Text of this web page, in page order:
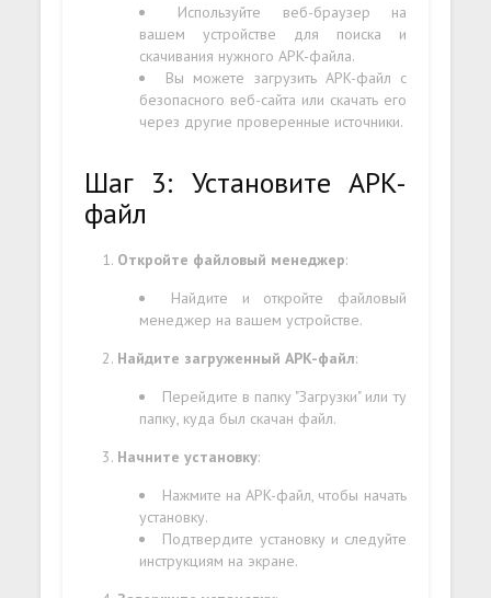
Используйте веб-браузер на
вашем устройстве для поиска и
скачивания нужного APK-файла.
Вы можете загрузить APK-файл с
безопасного веб-сайта или скачать его
через другие проверенные источники.
Шаг 3: Установите APK-
файл
Откройте файловый менеджер:
Найдите и откройте файловый
менеджер на вашем устройстве.
Найдите загруженный APK-файл:
Перейдите в папку "Загрузки" или ту
папку, куда был скачан файл.
Начните установку:
Нажмите на APK-файл, чтобы начать
установку.
Подтвердите установку и следуйте
инструкциям на экране.